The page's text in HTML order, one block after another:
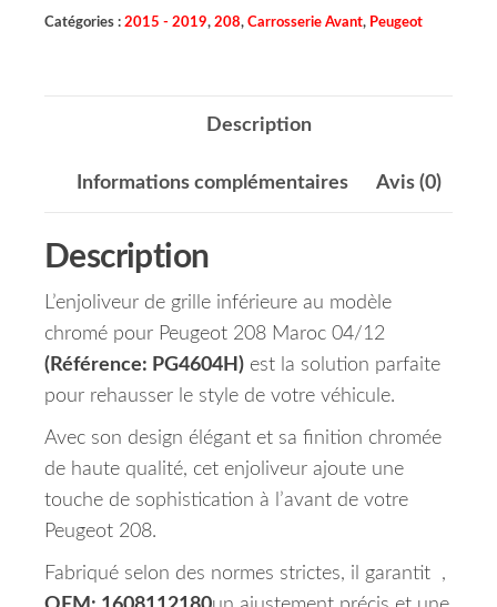
Catégories : 2015 - 2019, 208, Carrosserie Avant, Peugeot
Description
Informations complémentaires Avis (0)
Description
L’enjoliveur de grille inférieure au modèle
chromé pour Peugeot 208 Maroc 04/12
(Référence: PG4604H) est la solution parfaite
pour rehausser le style de votre véhicule.
Avec son design élégant et sa finition chromée
de haute qualité, cet enjoliveur ajoute une
touche de sophistication à l’avant de votre
Peugeot 208.
Fabriqué selon des normes strictes, il garantit ,